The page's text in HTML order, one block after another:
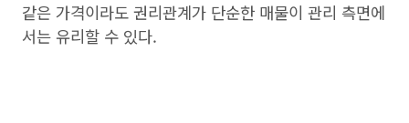
같은 가격이라도 권리관계가 단순한 매물이 관리 측면에
서는 유리할 수 있다.